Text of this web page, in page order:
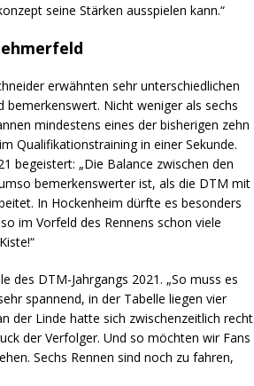
seine Stärken ausspielen kann.“
erwähnten sehr unterschiedlichen
Nicht weniger als sechs
mindestens eines der bisherigen zehn
Qualifikationstraining in einer Sekunde.
begeistert: „Die Balance zwischen den
bemerkenswerter ist, als die DTM mit
In Hockenheim dürfte es besonders
im Vorfeld des Rennens schon viele
des DTM-Jahrgangs 2021. „So muss es
spannend, in der Tabelle liegen vier
der Linde hatte sich zwischenzeitlich recht
der Verfolger. Und so möchten wir Fans
Sechs Rennen sind noch zu fahren,